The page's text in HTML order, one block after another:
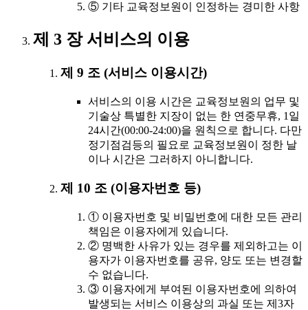
⑤ 기타 교육정보원이 인정하는 경미한 사항
제 3 장 서비스의 이용
제 9 조 (서비스 이용시간)
서비스의 이용 시간은 교육정보원의 업무 및
기술상 특별한 지장이 없는 한 연중무휴, 1일
24시간(00:00-24:00)을 원칙으로 합니다. 다만
정기점검등의 필요로 교육정보원이 정한 날
이나 시간은 그러하지 아니합니다.
제 10 조 (이용자번호 등)
① 이용자번호 및 비밀번호에 대한 모든 관리
책임은 이용자에게 있습니다.
② 명백한 사유가 있는 경우를 제외하고는 이
용자가 이용자번호를 공유, 양도 또는 변경할
수 없습니다.
③ 이용자에게 부여된 이용자번호에 의하여
발생되는 서비스 이용상의 과실 또는 제3자